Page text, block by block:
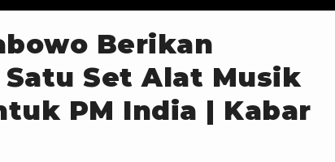
Berikan
Set Alat Musik
PM India | Kabar